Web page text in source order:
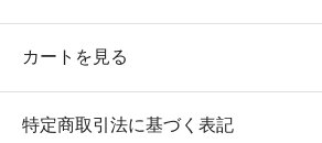
カートを見る
特定商取引法に基づく表記